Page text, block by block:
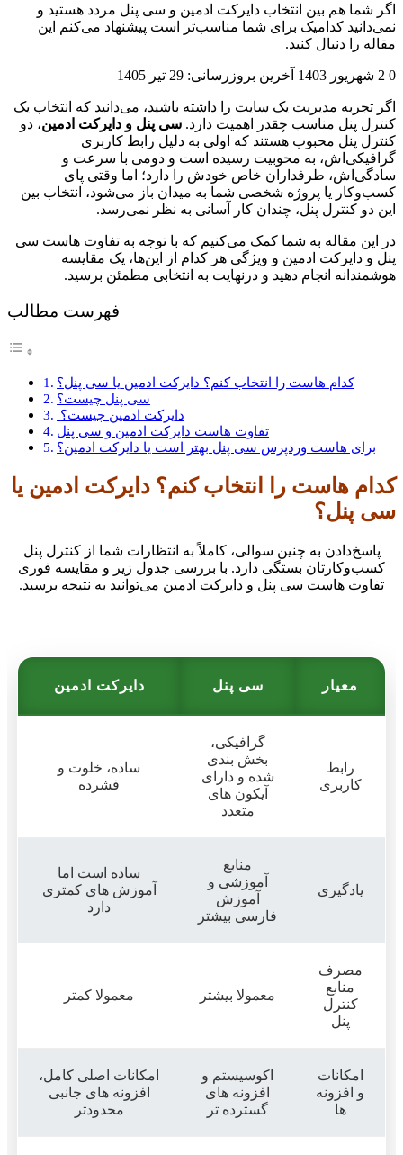
اگر شما هم بین انتخاب دایرکت ادمین و سی پنل مردد هستید و
نمی‌دانید کدامیک برای شما مناسب‌تر است پیشنهاد می‌کنم این
مقاله را دنبال کنید.
0 2 شهریور 1403 آخرین بروزرسانی: 29 تیر 1405
اگر تجربه مدیریت یک سایت را داشته باشید، می‌دانید که انتخاب یک
کنترل پنل مناسب چقدر اهمیت دارد. سی پنل و دایرکت ادمین، دو
کنترل پنل محبوب هستند که اولی به دلیل رابط کاربری
گرافیکی‌اش،‌ به محوبیت رسیده است و دومی با سرعت و
سادگی‌اش، طرفداران خاص خودش را دارد؛ اما وقتی پای
کسب‌وکار یا پروژه شخصی شما به میدان باز می‌شود، انتخاب بین
این دو کنترل پنل، چندان کار آسانی به نظر نمی‌رسد.
در این مقاله به شما کمک می‌کنیم که با توجه به تفاوت هاست سی
پنل و دایرکت ادمین و ویژگی هر کدام از این‌ها، یک مقایسه
هوشمندانه انجام دهید و درنهایت به انتخابی مطمئن برسید.
فهرست مطالب
کدام هاست را انتخاب کنم؟ دایرکت ادمین یا سی پنل؟
سی پنل چیست؟
دایرکت ادمین چیست؟
تفاوت هاست دایرکت ادمین و سی پنل
برای هاست وردپرس سی پنل بهتر است یا دایرکت ادمین؟
کدام هاست را انتخاب کنم؟ دایرکت ادمین یا
سی پنل؟
پاسخ‌دادن به چنین سوالی، کاملاً به انتظارات شما از کنترل پنل
کسب‌وکارتان بستگی دارد. با بررسی جدول زیر و مقایسه فوری
تفاوت هاست سی پنل و دایرکت ادمین می‌توانید به نتیجه برسید.
معیار سی پنل دایرکت ادمین
رابط
کاربری
گرافیکی،
بخش بندی
شده و دارای
آیکون های
متعدد
ساده، خلوت و
فشرده
یادگیری
منابع
آموزشی و
آموزش
فارسی بیشتر
ساده است اما
آموزش های کمتری
دارد
مصرف
منابع
کنترل
پنل
معمولا بیشتر معمولا کمتر
امکانات
و افزونه
ها
اکوسیستم و
افزونه های
گسترده تر
امکانات اصلی کامل،
افزونه های جانبی
محدودتر